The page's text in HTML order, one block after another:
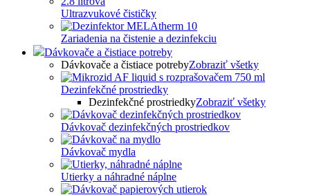
Ultrazvukové čističky
Zariadenia na čistenie a dezinfekciu
Dávkovače a čistiace potreby
Dávkovače a čistiace potrebyZobraziť všetky
Dezinfekčné prostriedky
Dezinfekčné prostriedkyZobraziť všetky
Dávkovač dezinfekčných prostriedkov
Dávkovač mydla
Utierky a náhradné náplne